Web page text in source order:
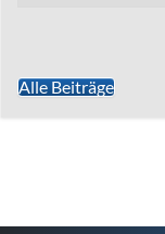
Alle Beiträge